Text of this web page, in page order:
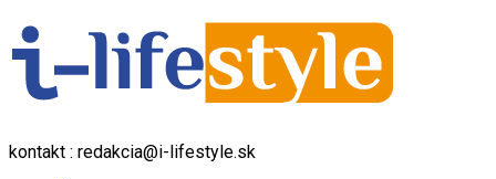
kontakt : redakcia@i-lifestyle.sk